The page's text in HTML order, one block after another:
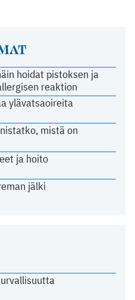
hoidat pistoksen ja
reaktion
ylävatsaoireita
mistä on
ja hoito
jälki